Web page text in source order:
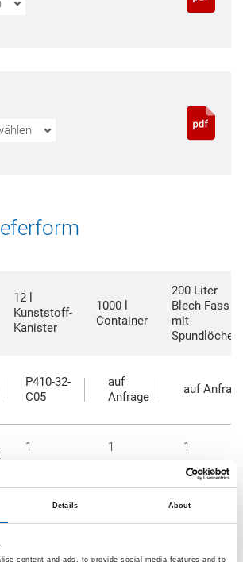
Details About
content and ads, to provide social media features and to
12 l
Kunststoff-
Kanister
1000 l
Container
200 Liter
Blech Fass
mit
P410-32-
C05
auf
Anfrage
auf
1 1 1
–
2" mit Entlüftung (AERO FLOW)